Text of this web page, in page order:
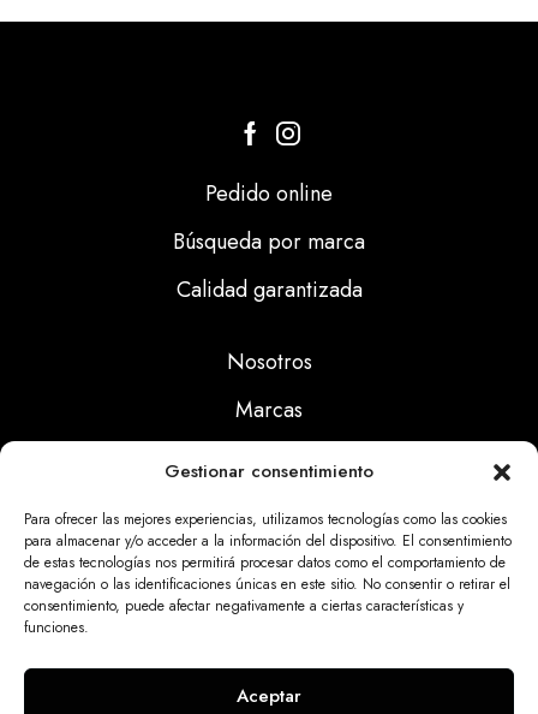
Gestionar consentimiento
Para ofrecer las mejores experiencias, utilizamos tecnologías como las cookies
para almacenar y/o acceder a la información del dispositivo. El consentimiento
de estas tecnologías nos permitirá procesar datos como el comportamiento de
navegación o las identificaciones únicas en este sitio. No consentir o retirar el
consentimiento, puede afectar negativamente a ciertas características y
funciones.
Aceptar
Pedido online
Búsqueda por marca
Calidad garantizada
Nosotros
Marcas
Noticias
Aviso Legal
Politicas Cookies